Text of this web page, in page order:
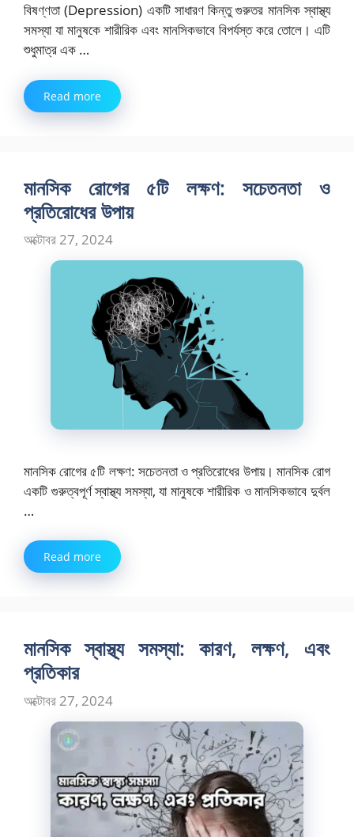
বিষণ্ণতা (Depression) একটি সাধারণ কিন্তু গুরুতর মানসিক স্বাস্থ্য
সমস্যা যা মানুষকে শারীরিক এবং মানসিকভাবে বিপর্যস্ত করে তোলে। এটি
শুধুমাত্র এক …
Read more
মানসিক রোগের ৫টি লক্ষণ: সচেতনতা ও
প্রতিরোধের উপায়
অক্টোবর 27, 2024
মানসিক রোগের ৫টি লক্ষণ: সচেতনতা ও প্রতিরোধের উপায়। মানসিক রোগ
একটি গুরুত্বপূর্ণ স্বাস্থ্য সমস্যা, যা মানুষকে শারীরিক ও মানসিকভাবে দুর্বল
…
Read more
মানসিক স্বাস্থ্য সমস্যা: কারণ, লক্ষণ, এবং
প্রতিকার
অক্টোবর 27, 2024